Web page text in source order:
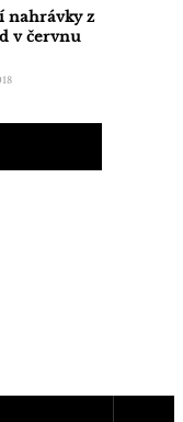
nahrávky z
v červnu